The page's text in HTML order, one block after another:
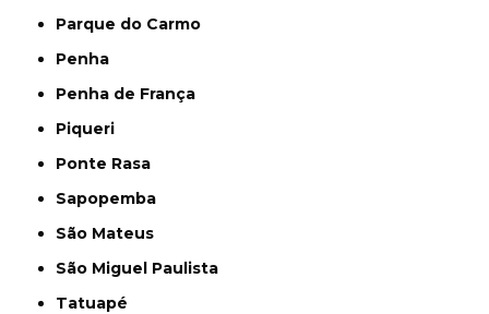
Parque do Carmo
Penha
Penha de França
Piqueri
Ponte Rasa
Sapopemba
São Mateus
São Miguel Paulista
Tatuapé